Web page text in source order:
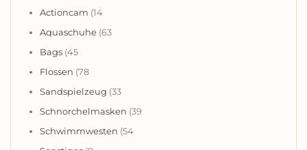
Actioncam (14
Aquaschuhe (63
Bags (45
Flossen (78
Sandspielzeug (33
Schnorchelmasken (39
Schwimmwesten (54